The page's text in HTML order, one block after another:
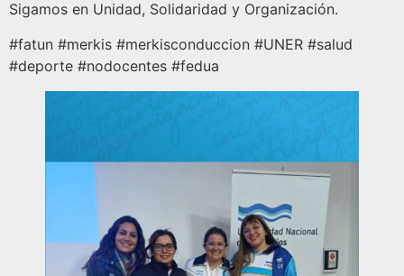
Sigamos en Unidad, Solidaridad y Organización.
#fatun #merkis #merkisconduccion #UNER #salud
#deporte #nodocentes #fedua